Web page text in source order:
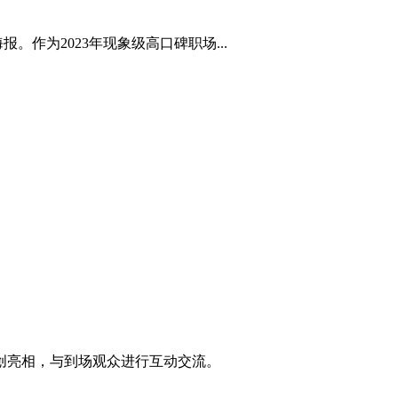
。作为2023年现象级高口碑职场...
相，与到场观众进行互动交流。